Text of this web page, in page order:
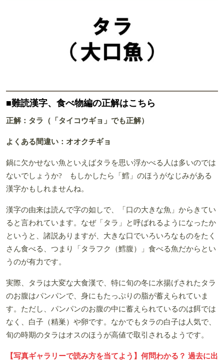
■難読漢字、食べ物編の正解はこちら
正解：タラ（「タイコウギョ」でも正解）
よくある間違い：オオクチギョ
鍋に欠かせない魚といえばタラを思い浮かべる人は多いのでは
ないでしょうか? もしかしたら「鱈」のほうがなじみがある
漢字かもしれませんね。
漢字の由来は読んで字の如しで、「口の大きな魚」からきてい
ると言われています。なぜ「タラ」と呼ばれるようになったか
というと、諸説ありますが、大きな口でいろいろなものをたく
さん食べる、つまり「タラフク（鱈腹）」食べる魚だからとい
うのが有力です。
実際、タラは大変な大食漢で、特に旬の冬に水揚げされたタラ
のお腹はパンパンで、身にもたっぷりの脂が蓄えられていま
す。ただし、パンパンのお腹の中に蓄えられているのは餌では
なく、白子（精巣）や卵です。なかでもタラの白子は人気で、
旬の時期のタラはオスのほうが高値で取引されるようです。
【写真ギャラリーで読み方を当てよう】何問わかる？ 過去に出